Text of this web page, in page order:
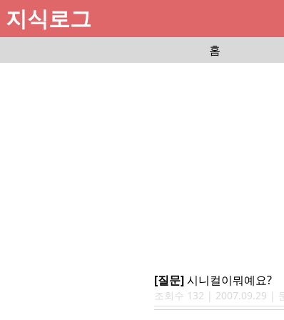
지식로그
홈
[질문]시니컬이뭐예요?
조회수 132 | 2007.09.29 |